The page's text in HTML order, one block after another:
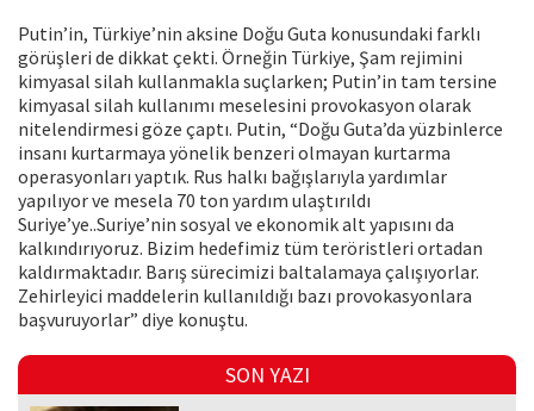
Putin’in, Türkiye’nin aksine Doğu Guta konusundaki farklı
görüşleri de dikkat çekti. Örneğin Türkiye, Şam rejimini
kimyasal silah kullanmakla suçlarken; Putin’in tam tersine
kimyasal silah kullanımı meselesini provokasyon olarak
nitelendirmesi göze çaptı. Putin, “Doğu Guta’da yüzbinlerce
insanı kurtarmaya yönelik benzeri olmayan kurtarma
operasyonları yaptık. Rus halkı bağışlarıyla yardımlar
yapılıyor ve mesela 70 ton yardım ulaştırıldı
Suriye’ye..Suriye’nin sosyal ve ekonomik alt yapısını da
kalkındırıyoruz. Bizim hedefimiz tüm teröristleri ortadan
kaldırmaktadır. Barış sürecimizi baltalamaya çalışıyorlar.
Zehirleyici maddelerin kullanıldığı bazı provokasyonlara
başvuruyorlar” diye konuştu.
SON YAZI